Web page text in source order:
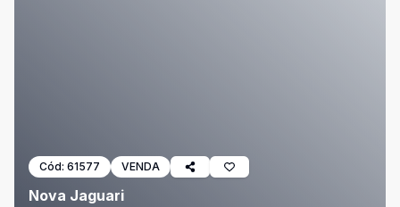
Cód: 61577 VENDA
Nova Jaguari